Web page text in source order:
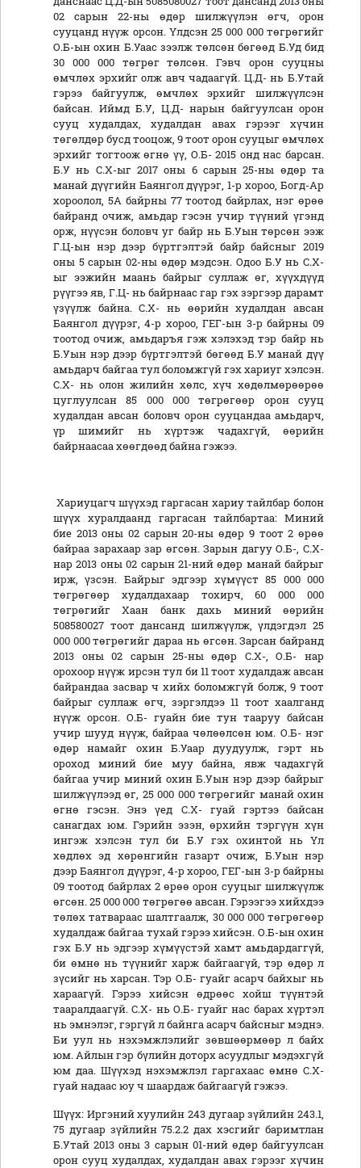
02 сарын 22-ны өдөр шилжүүлэн өгч, орон
сууцанд нүүж орсон. Үлдсэн 25 000 000 төгрөгийг
О.Б-ын охин Б.Уаас зээлж төлсөн бөгөөд Б.Уд бид
30 000 000 төгрөг төлсөн. Гэвч орон сууцны
өмчлөх эрхийг олж авч чадаагүй. Ц.Д- нь Б.Утай
гэрээ байгуулж, өмчлөх эрхийг шилжүүлсэн
байсан. Иймд Б.У, Ц.Д- нарын байгуулсан орон
сууц худалдах, худалдан авах гэрээг хүчин
төгөлдөр бусд тооцож, 9 тоот орон сууцыг өмчлөх
эрхийг тогтоож өгнө үү, О.Б- 2015 онд нас барсан.
Б.У нь С.Х-ыг 2017 оны 6 сарын 25-ны өдөр та
манай дүүгийн Баянгол дүүрэг, 1-р хороо, Богд-Ар
хороолол, 5А байрны 77 тоотод байрлах, нэг өрөө
байранд очиж, амьдар гэсэн учир түүний үгэнд
орж, нүүсэн боловч уг байр нь Б.Уын төрсөн ээж
Г.Ц-ын нэр дээр бүртгэлтэй байр байсныг 2019
оны 5 сарын 02-ны өдөр мэдсэн. Одоо Б.У нь С.Х-
ыг ээжийн маань байрыг суллаж өг, хүүхдүүд
рүүгээ яв, Г.Ц- нь байрнаас гар гэх зэргээр дарамт
үзүүлж байна. С.Х- нь өөрийн худалдан авсан
Баянгол дүүрэг, 4-р хороо, ГЕГ-ын 3-р байрны 09
тоотод очиж, амьдаръя гэж хэлэхэд тэр байр нь
Б.Уын нэр дээр бүртгэлтэй бөгөөд Б.У манай дүү
амьдарч байгаа тул боломжгүй гэх хариуг хэлсэн.
С.Х- нь олон жилийн хөлс, хүч хөдөлмөрөөрөө
цуглуулсан 85 000 000 төгрөгөөр орон сууц
худалдан авсан боловч орон сууцандаа амьдарч,
үр шимийг нь хүртэж чадахгүй, өөрийн
байрнаасаа хөөгдөөд байна гэжээ.
Хариуцагч шүүхэд гаргасан хариу тайлбар болон
шүүх хуралдаанд гаргасан тайлбартаа: Миний
бие 2013 оны 02 сарын 20-ны өдөр 9 тоот 2 өрөө
байраа зарахаар зар өгсөн. Зарын дагуу О.Б-, С.Х-
нар 2013 оны 02 сарын 21-ний өдөр манай байрыг
ирж, үзсэн. Байрыг эдгээр хүмүүст 85 000 000
төгрөгөөр худалдахаар тохирч, 60 000 000
төгрөгийг Хаан банк дахь миний өөрийн
508580027 тоот дансанд шилжүүлж, үлдэгдэл 25
000 000 төгрөгийг дараа нь өгсөн. Зарсан байранд
2013 оны 02 сарын 25-ны өдөр С.Х-, О.Б- нар
орохоор нүүж ирсэн тул би 11 тоот худалдаж авсан
байрандаа засвар ч хийх боломжгүй болж, 9 тоот
байрыг суллаж өгч, зэргэлдээ 11 тоот хаалганд
нүүж орсон. О.Б- гуайн бие тун тааруу байсан
учир шууд нүүж, байраа чөлөөлсөн юм. О.Б- нэг
өдөр намайг охин Б.Уаар дуудуулж, гэрт нь
ороход миний бие муу байна, явж чадахгүй
байгаа учир миний охин Б.Уын нэр дээр байрыг
шилжүүлээд өг, 25 000 000 төгрөгийг манай охин
өгнө гэсэн. Энэ үед С.Х- гуай гэртээ байсан
санагдах юм. Гэрийн эзэн, өрхийн тэргүүн хүн
ингэж хэлсэн тул би Б.У гэх охинтой нь Үл
хөдлөх эд хөрөнгийн газарт очиж, Б.Уын нэр
дээр Баянгол дүүрэг, 4-р хороо, ГЕГ-ын 3-р байрны
09 тоотод байрлах 2 өрөө орон сууцыг шилжүүлж
өгсөн. 25 000 000 төгрөгөө авсан. Гэрээгээ хийхдээ
төлөх татвараас шалтгаалж, 30 000 000 төгрөгөөр
худалдаж байгаа тухай гэрээ хийсэн. О.Б-ын охин
гэх Б.У нь эдгээр хүмүүстэй хамт амьдардаггүй,
би өмнө нь түүнийг харж байгаагүй, тэр өдөр л
зүсийг нь харсан. Тэр О.Б- гуайг асарч байхыг нь
хараагүй. Гэрээ хийсэн өдрөөс хойш түүнтэй
тааралдаагүй. С.Х- нь О.Б- гуайг нас барах хүртэл
нь эмнэлэг, гэргүй л байнга асарч байсныг мэднэ.
Би уул нь нэхэмжлэлийг зөвшөөрмөөр л байх
юм. Айлын гэр бүлийн доторх асуудлыг мэдэхгүй
юм даа. Шүүхэд нэхэмжлэл гаргахаас өмнө С.Х-
гуай надаас юу ч шаардаж байгаагүй гэжээ.
Шүүх: Иргэний хуулийн 243 дугаар зүйлийн 243.1,
75 дугаар зүйлийн 75.2.2 дах хэсгийг баримтлан
Б.Утай 2013 оны 3 сарын 01-ний өдөр байгуулсан
орон сууц худалдах, худалдан авах гэрээг хүчин